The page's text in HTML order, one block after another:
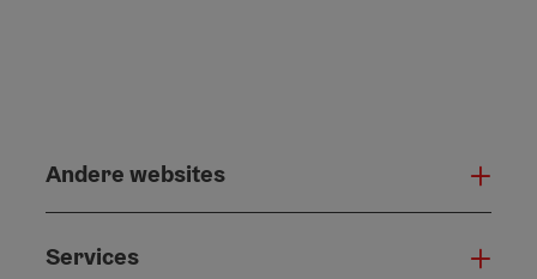
Andere websites
Services